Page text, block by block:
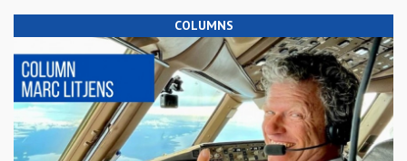
COLUMNS